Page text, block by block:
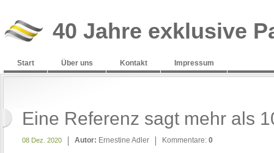
40 Jahre exklusive
Start Über uns Kontakt Impressum
Eine Referenz sagt mehr als
08 Dez. 2020 Autor: Ernestine Adler Kommentare: 0